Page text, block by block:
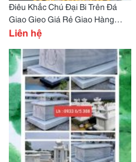
Điêu Khắc Chú Đại Bi Trên Đá
Giao Gieo Giá Rẻ Giao Hàng
Miễn Phí Tận Nơi
Liên hệ